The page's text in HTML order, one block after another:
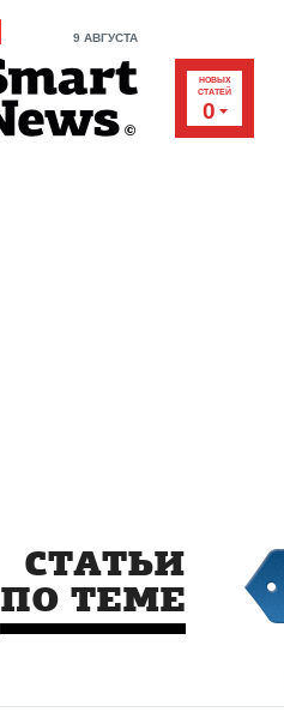
9 АВГУСТА
НОВЫХ
СТАТЕЙ
0
СТАТЬИ
ПО ТЕМЕ